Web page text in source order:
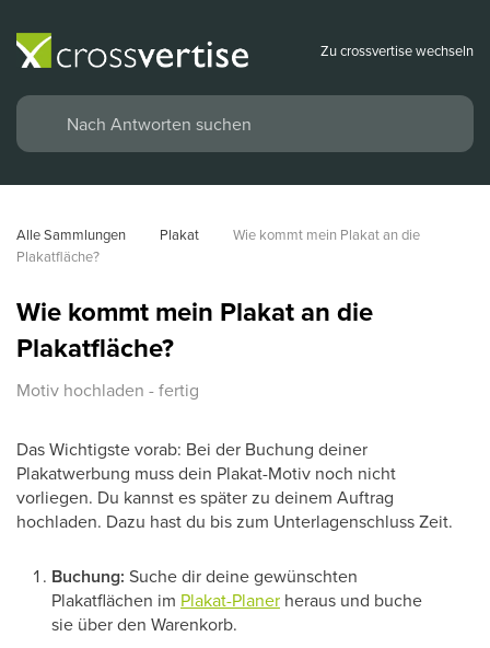
Zu crossvertise wechseln
Alle Sammlungen Plakat
Wie kommt mein Plakat an die
Plakatfläche?
Wie kommt mein Plakat an die
Plakatfläche?
Motiv hochladen - fertig
Das Wichtigste vorab: Bei der Buchung deiner
Plakatwerbung muss dein Plakat-Motiv noch nicht
vorliegen. Du kannst es später zu deinem Auftrag
hochladen. Dazu hast du bis zum Unterlagenschluss Zeit.
Buchung: Suche dir deine gewünschten
Plakatflächen im Plakat-Planer heraus und buche
sie über den Warenkorb.